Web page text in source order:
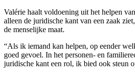
Valérie haalt voldoening uit het helpen
alleen de juridische kant van een zaak
de menselijke maat.
“Als ik iemand kan helpen, op eender
goed gevoel. In het personen- en
juridische kant een rol, ik bied ook steun